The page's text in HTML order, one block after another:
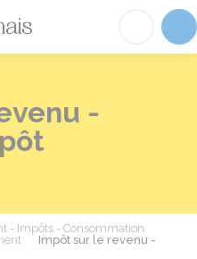
Fréville-du-
-
- Impôts - Consommation
Impôt sur le revenu -